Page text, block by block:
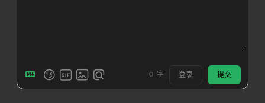
0 字 登录 提交